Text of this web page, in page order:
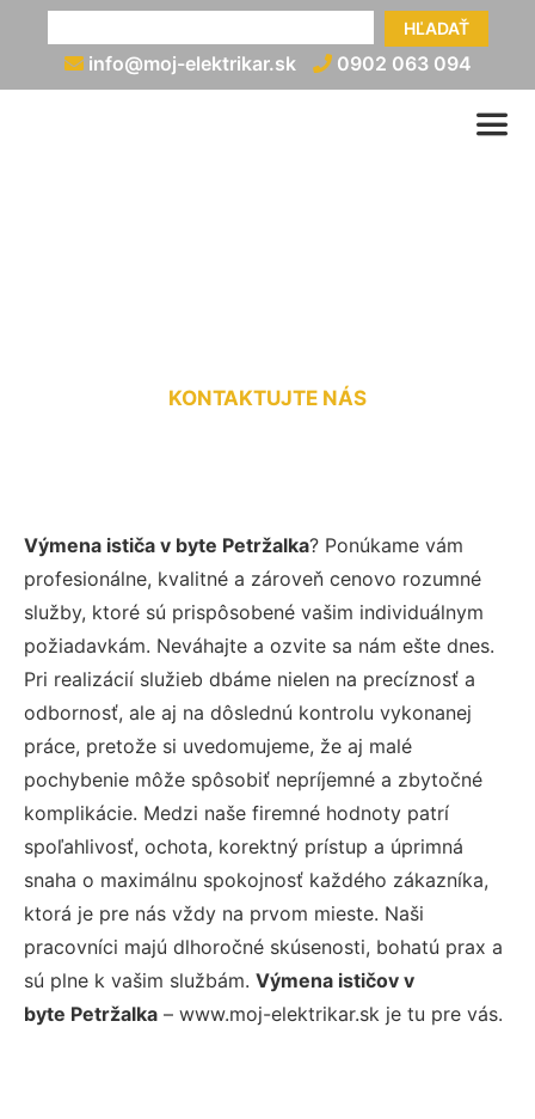
HĽADAŤ
info@moj-elektrikar.sk 0902 063 094
KONTAKTUJTE NÁS
Výmena ističa v byte Petržalka? Ponúkame vám
profesionálne, kvalitné a zároveň cenovo rozumné
služby, ktoré sú prispôsobené vašim individuálnym
požiadavkám. Neváhajte a ozvite sa nám ešte dnes.
Pri realizácií služieb dbáme nielen na precíznosť a
odbornosť, ale aj na dôslednú kontrolu vykonanej
práce, pretože si uvedomujeme, že aj malé
pochybenie môže spôsobiť nepríjemné a zbytočné
komplikácie. Medzi naše firemné hodnoty patrí
spoľahlivosť, ochota, korektný prístup a úprimná
snaha o maximálnu spokojnosť každého zákazníka,
ktorá je pre nás vždy na prvom mieste. Naši
pracovníci majú dlhoročné skúsenosti, bohatú prax a
sú plne k vašim službám. Výmena ističov v
byte Petržalka – www.moj-elektrikar.sk je tu pre vás.